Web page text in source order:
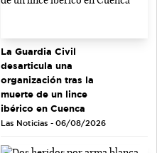
La Guardia Civil
desarticula una
organización tras la
muerte de un lince
ibérico en Cuenca
Las Noticias - 06/08/2026